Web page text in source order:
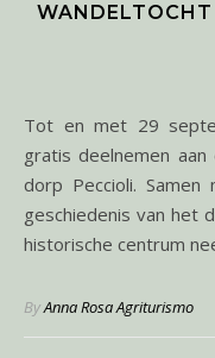
WANDELTOCHT
Tot en met 29 september kun je elke dinsdagochtend
gratis deelnemen
dorp Peccioli.
geschiedenis van het
historische centrum
ByAnna Rosa Agriturismo